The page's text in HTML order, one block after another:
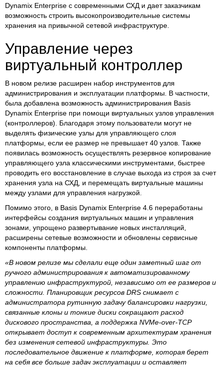
Dynamix Enterprise с современными СХД и дает заказчикам
возможность строить высокопроизводительные системы
хранения на привычной сетевой инфраструктуре.
Управление через
виртуальный контроллер
В новом релизе расширен набор инструментов для
администрирования и эксплуатации платформы. В частности,
была добавлена возможность администрирования Basis
Dynamix Enterprise при помощи виртуальных узлов управления
(контроллеров). Благодаря этому пользователи могут не
выделять физические узлы для управляющего слоя
платформы, если ее размер не превышает 40 узлов. Также
появилась возможность осуществлять резервное копирование
управляющего узла классическими инструментами, быстрее
проводить его восстановление в случае выхода из строя за счет
хранения узла на СХД, и перемещать виртуальные машины
между узлами для управления нагрузкой.
Помимо этого, в Basis Dynamix Enterprise 4.6 переработаны
интерфейсы создания виртуальных машин и управления
зонами, упрощено развертывание новых инсталляций,
расширены сетевые возможности и обновлены сервисные
компоненты платформы.
«В новом релизе мы сделали еще один заметный шаг от
ручного администрирования к автоматизированному
управлению инфраструктурой, независимо от ее размеров и
сложности. Планировщик ресурсов DRS снимает с
администратора рутинную задачу балансировки нагрузки,
связанные клоны и тонкие диски сокращают расход
дискового пространства, а поддержка NVMe-over-TCP
открывает доступ к современным архитектурам хранения
без изменения сетевой инфраструктуры. Это
последовательное движение к платформе, которая берет
на себя все больше задач эксплуатации и оставляет